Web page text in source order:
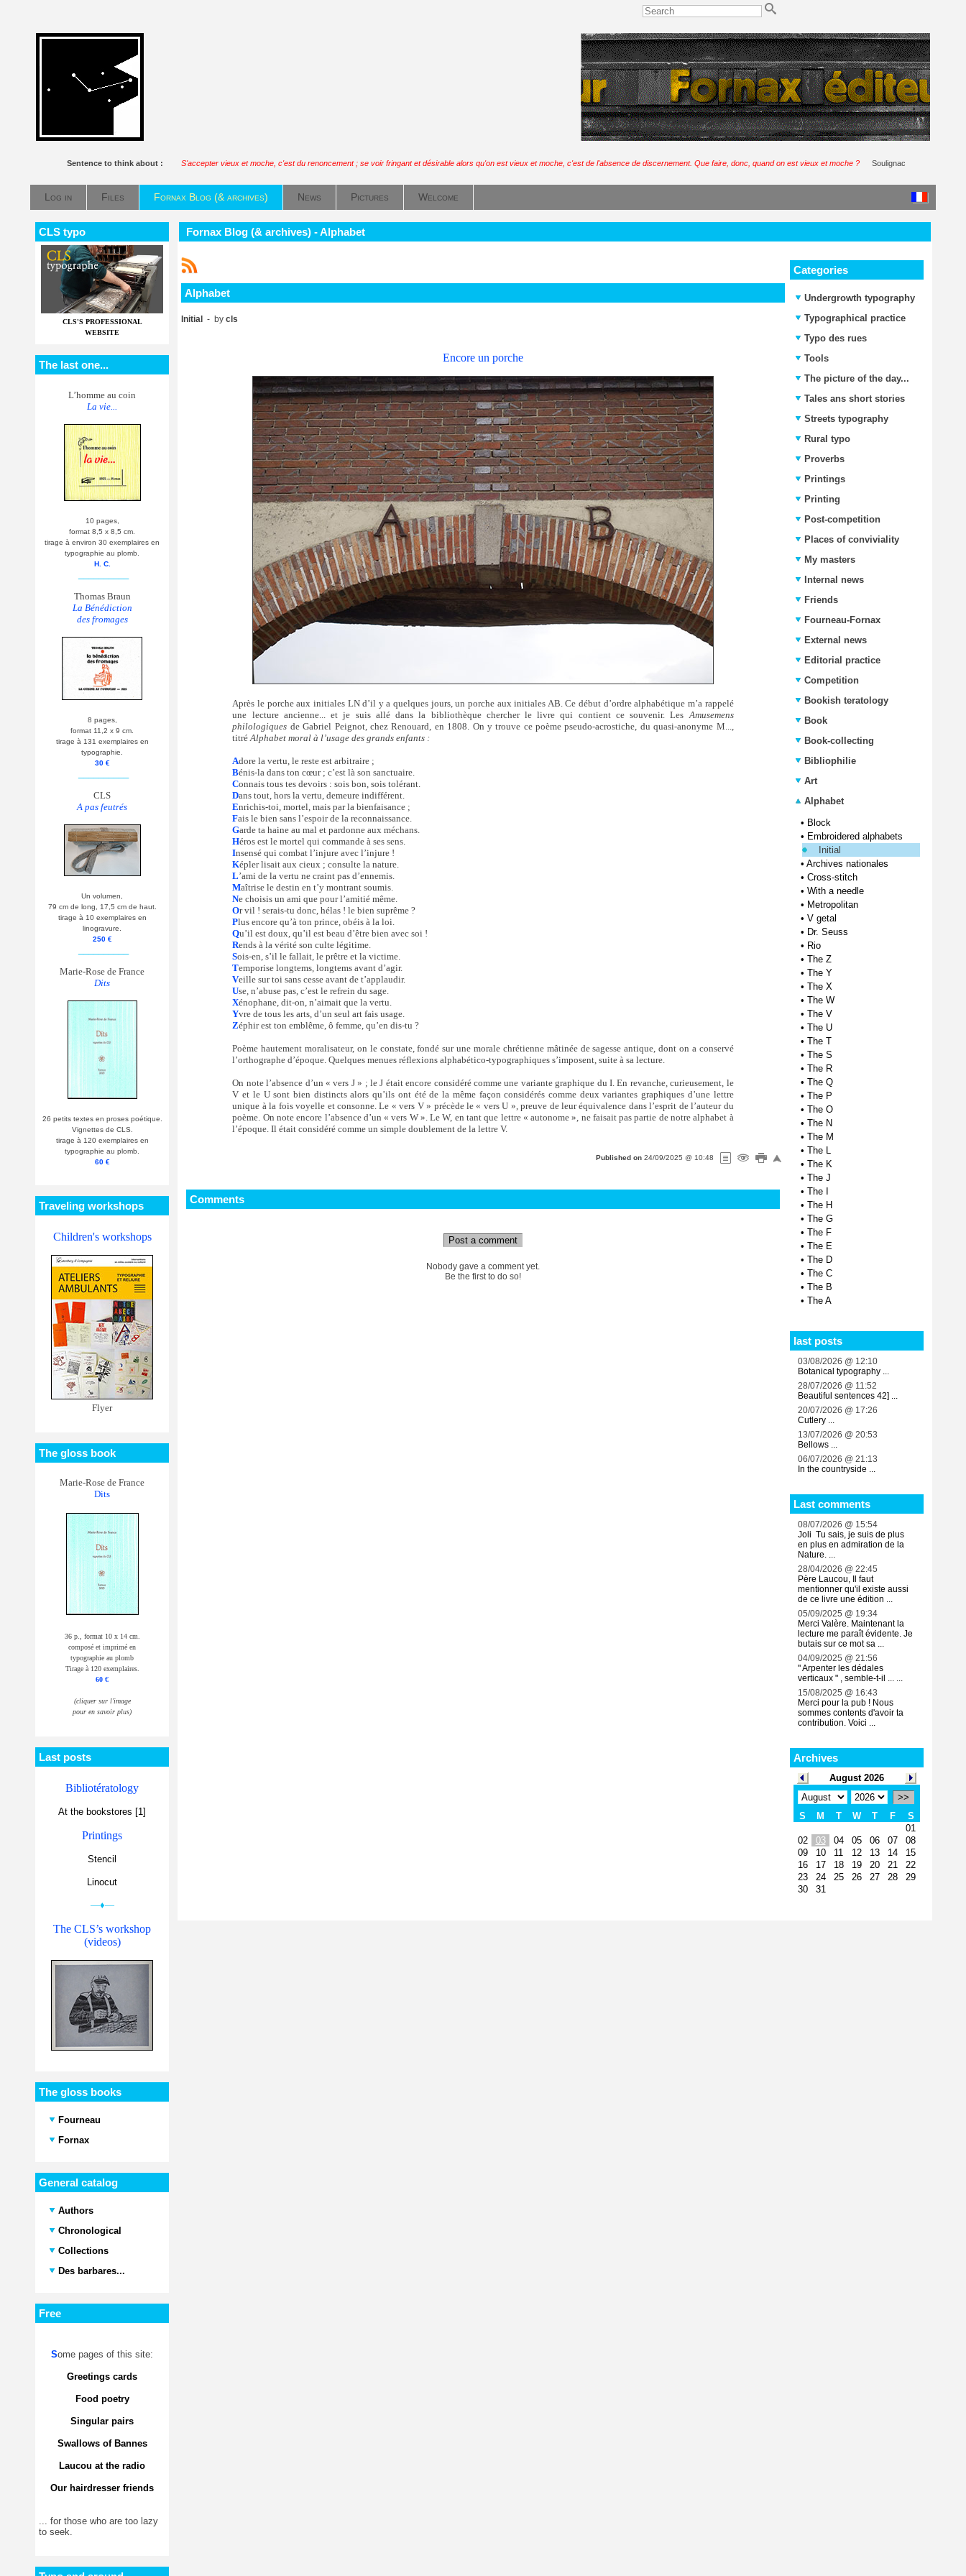
Sentence to think about : S'accepter vieux et moche, c'est du renoncement ; se voir fringant et désirable alors qu'on est vieux et moche, c'est de l'absence de discernement. Que faire, donc, quand on est vieux et moche ? Soulignac
Log in Files Fornax Blog (& archives) News Pictures Welcome
CLS typo
CLS'S PROFESSIONAL
WEBSITE
The last one...
L’homme au coin
La vie...
10 pages,
format 8,5 x 8,5 cm.
tirage à environ 30 exemplaires en
typographie au plomb.
H. C.
Thomas Braun
La Bénédiction
des fromages
8 pages,
format 11,2 x 9 cm.
tirage à 131 exemplaires en
typographie.
30 €
CLS
A pas feutrés
Un volumen,
79 cm de long, 17,5 cm de haut.
tirage à 10 exemplaires en
linogravure.
250 €
Marie-Rose de France
Dits
26 petits textes en proses poétique.
Vignettes de CLS.
tirage à 120 exemplaires en
typographie au plomb.
60 €
Traveling workshops
Children's workshops
Flyer
The gloss book
Marie-Rose de France
Dits
36 p., format 10 x 14 cm.
composé et imprimé en
typographie au plomb
Tirage à 120 exemplaires.
60 €
(cliquer sur l'image
pour en savoir plus)
Last posts
Bibliotératology
At the bookstores [1]
Printings
Stencil
Linocut
—♦—
The CLS’s workshop
(videos)
The gloss books
Fourneau
Fornax
General catalog
Authors
Chronological
Collections
Des barbares...
Free
Some pages of this site:
Greetings cards
Food poetry
Singular pairs
Swallows of Bannes
Laucou at the radio
Our hairdresser friends
... for those who are too lazy
to seek.
Fornax Blog (& archives) - Alphabet
Alphabet
Initial - by cls
Encore un porche
Après le porche aux initiales LN d’il y a quelques jours, un porche aux initiales AB. Ce début d’ordre alphabétique m’a rappelé
une lecture ancienne... et je suis allé dans la bibliothèque chercher le livre qui contient ce souvenir. Les Amusemens
philologiques de Gabriel Peignot, chez Renouard, en 1808. On y trouve ce poème pseudo-acrostiche, du quasi-anonyme M...,
titréAlphabet moral à l’usage des grands enfants :
Adore la vertu, le reste est arbitraire ;
Bénis-la dans ton cœur ; c’est là son sanctuaire.
Connais tous tes devoirs : sois bon, sois tolérant.
Dans tout, hors la vertu, demeure indifférent.
Enrichis-toi, mortel, mais par la bienfaisance ;
Fais le bien sans l’espoir de la reconnaissance.
Garde ta haine au mal et pardonne aux méchans.
Héros est le mortel qui commande à ses sens.
Insensé qui combat l’injure avec l’injure !
Képler lisait aux cieux ; consulte la nature.
L’ami de la vertu ne craint pas d’ennemis.
Maîtrise le destin en t’y montrant soumis.
Ne choisis un ami que pour l’amitié même.
Or vil ! serais-tu donc, hélas ! le bien suprême ?
Plus encore qu’à ton prince, obéis à la loi.
Qu’il est doux, qu’il est beau d’être bien avec soi !
Rends à la vérité son culte légitime.
Sois-en, s’il le fallait, le prêtre et la victime.
Temporise longtems, longtems avant d’agir.
Veille sur toi sans cesse avant de t’applaudir.
Use, n’abuse pas, c’est le refrein du sage.
Xénophane, dit-on, n’aimait que la vertu.
Yvre de tous les arts, d’un seul art fais usage.
Zéphir est ton emblême, ô femme, qu’en dis-tu ?
Poème hautement moralisateur, on le constate, fondé sur une morale chrétienne mâtinée de sagesse antique, dont on a conservé
l’orthographe d’époque. Quelques menues réflexions alphabético-typographiques s’imposent, suite à sa lecture.
On note l’absence d’un « vers J » ; le J était encore considéré comme une variante graphique du I. En revanche, curieusement, le
V et le U sont bien distincts alors qu’ils ont été de la même façon considérés comme deux variantes graphiques d’une lettre
unique à la fois voyelle et consonne. Le « vers V » précède le « vers U », preuve de leur équivalence dans l’esprit de l’auteur du
poème. On note encore l’absence d’un « vers W ». Le W, en tant que lettre « autonome », ne faisait pas partie de notre alphabet à
l’époque. Il était considéré comme un simple doublement de la lettre V.
Published on 24/09/2025 @ 10:48
Comments
Post a comment
Nobody gave a comment yet.
Be the first to do so!
Categories
Undergrowth typography
Typographical practice
Typo des rues
Tools
The picture of the day...
Tales ans short stories
Streets typography
Rural typo
Proverbs
Printings
Printing
Post-competition
Places of conviviality
My masters
Internal news
Friends
Fourneau-Fornax
External news
Editorial practice
Competition
Bookish teratology
Book
Book-collecting
Bibliophilie
Art
Alphabet
• Block
• Embroidered alphabets
Initial
• Archives nationales
• Cross-stitch
• With a needle
• Metropolitan
• V getal
• Dr. Seuss
• Rio
• The Z
• The Y
• The X
• The W
• The V
• The U
• The T
• The S
• The R
• The Q
• The P
• The O
• The N
• The M
• The L
• The K
• The J
• The I
• The H
• The G
• The F
• The E
• The D
• The C
• The B
• The A
last posts
03/08/2026 @ 12:10
Botanical typography ...
28/07/2026 @ 11:52
Beautiful sentences 42] ...
20/07/2026 @ 17:26
Cutlery ...
13/07/2026 @ 20:53
Bellows ...
06/07/2026 @ 21:13
In the countryside ...
Last comments
08/07/2026 @ 15:54
Joli Tu sais, je suis de plus
en plus en admiration de la
Nature. ...
28/04/2026 @ 22:45
Père Laucou, Il faut
mentionner qu'il existe aussi
de ce livre une édition ...
05/09/2025 @ 19:34
Merci Valère. Maintenant la
lecture me paraît évidente. Je
butais sur ce mot sa ...
04/09/2025 @ 21:56
" Arpenter les dédales
verticaux " , semble-t-il ... ...
15/08/2025 @ 16:43
Merci pour la pub ! Nous
sommes contents d'avoir ta
contribution. Voici ...
Archives
August 2026
>>
S
M T W T F
S
01
02
03 04 05 06 07
08
09
10 11 12 13 14
15
16
17 18 19 20 21
22
23
24 25 26 27 28
29
30
31